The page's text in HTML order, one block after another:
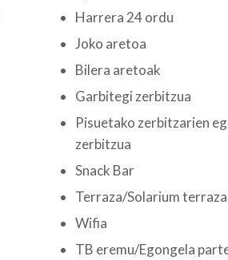
Harrera 24 ordu
Joko aretoa
Bilera aretoak
Garbitegi zerbitzua
Pisuetako zerbitzarien
zerbitzua
Snack Bar
Terraza/Solarium terraza
Wifia
TB eremu/Egongela